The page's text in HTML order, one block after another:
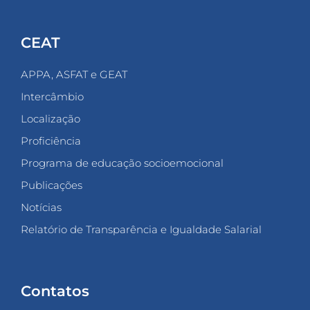
CEAT
APPA, ASFAT e GEAT
Intercâmbio
Localização
Proficiência
Programa de educação socioemocional
Publicações
Notícias
Relatório de Transparência e Igualdade Salarial
Contatos